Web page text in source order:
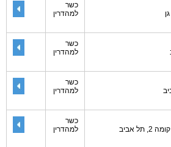
כשר
למהדרין
כשר
למהדרין
כשר
למהדרין
אביב
כשר
למהדרין